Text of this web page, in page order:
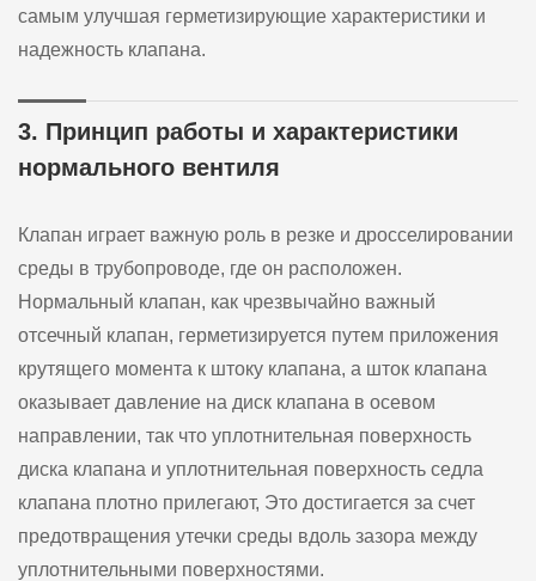
самым улучшая герметизирующие характеристики и
надежность клапана.
3. Принцип работы и характеристики
нормального вентиля
Клапан играет важную роль в резке и дросселировании
среды в трубопроводе, где он расположен.
Нормальный клапан, как чрезвычайно важный
отсечный клапан, герметизируется путем приложения
крутящего момента к штоку клапана, а шток клапана
оказывает давление на диск клапана в осевом
направлении, так что уплотнительная поверхность
диска клапана и уплотнительная поверхность седла
клапана плотно прилегают, Это достигается за счет
предотвращения утечки среды вдоль зазора между
уплотнительными поверхностями.